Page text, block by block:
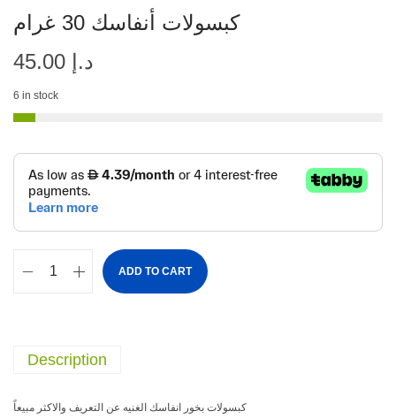
كبسولات أنفاسك 30 غرام
د.إ
6 in stock
ADD TO CART
Description
كبسولات بخور انفاسك الغنيه عن التعريف والاكثر مبيعاً